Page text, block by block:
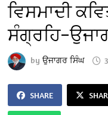
ਵਿਸਮਾਦੀ
byਉਜਾਗਰ ਸਿੰਘ
SHARE